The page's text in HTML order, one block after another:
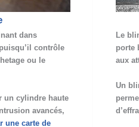
dans
contrôle
ou le
un cylindre haute
avancés,
une carte de
Le
porte
aux
Un